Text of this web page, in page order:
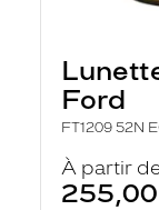
Ford
FT1209 52N
À partir